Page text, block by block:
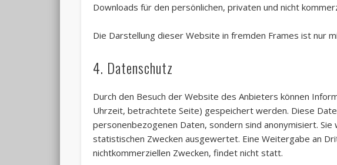
Downloads für den persönlichen, privaten und nicht
Die Darstellung dieser Website in fremden Frames ist nur
4. Datenschutz
Durch den Besuch der Website des Anbieters können
Uhrzeit, betrachtete Seite) gespeichert werden. Diese
personenbezogenen Daten, sondern sind anonymisiert. Sie
statistischen Zwecken ausgewertet. Eine Weitergabe an
nichtkommerziellen Zwecken, findet nicht statt.